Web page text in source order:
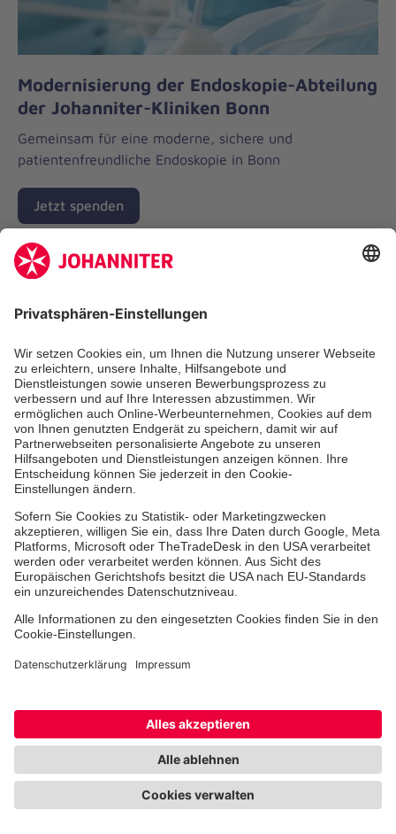
Modernisierung der Endoskopie-Abteilung
der Johanniter-Kliniken Bonn
Gemeinsam für eine moderne, sichere und
patientenfreundliche Endoskopie in Bonn
Jetzt spenden
Musik hilft heilen
Unter diesem Motto wollen wir für unsere
therapeutisches Angebot zu etablieren.
Jetzt spenden